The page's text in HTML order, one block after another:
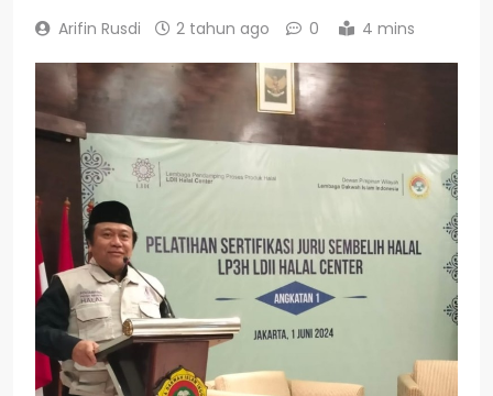
Arifin Rusdi 2 tahun ago 0 4 mins